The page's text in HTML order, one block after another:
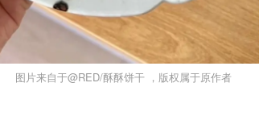
图片来自于@RED/酥酥饼干 ，版权属于原作者